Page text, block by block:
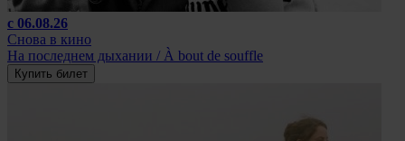
с 06.08.26
Снова в кино
На последнем дыхании / À bout de souffle
Купить билет